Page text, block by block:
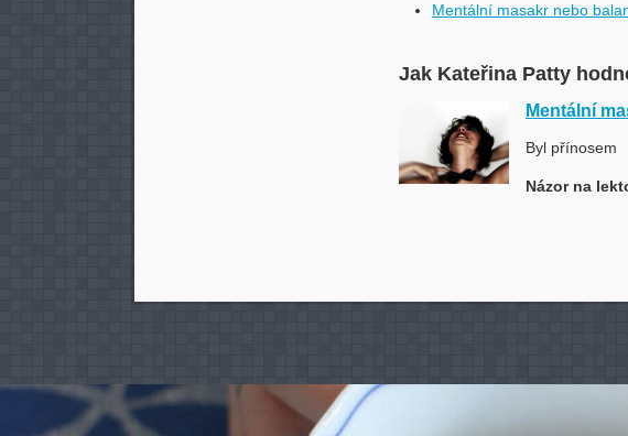
Mentální masakr nebo
Jak Kateřina Patty
Mentální
Byl přínosem
Názor na